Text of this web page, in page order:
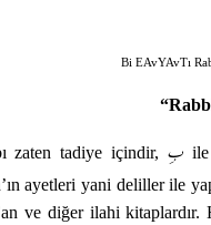
Bi EAvYAvTı
zaten tadiye içindir, بِ
ayetleri yani deliller ile
ve diğer ilahi kitaplardır.